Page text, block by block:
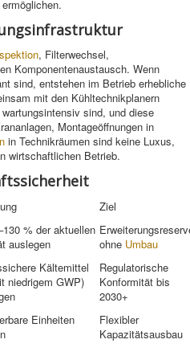
, Filterwechsel,
Komponentenaustausch. Wenn
sind, entstehen im Betrieb erhebliche
mit den Kühltechnikplanern
sind, und diese
Montageöffnungen in
in Technikräumen sind keine Luxus,
wirtschaftlichen Betrieb.
Ziel
% der aktuellen
auslegen
ohne Umbau
Kältemittel
niedrigem GWP)
Regulatorische
Konformität bis
2030+
Einheiten
Flexibler
Kapazitätsausbau